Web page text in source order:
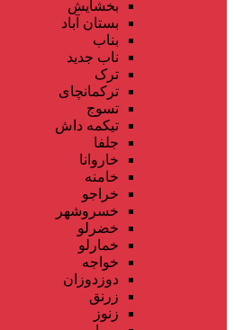
بخشایش
بستان آباد
بناب
ناب جدید
ترک
ترکمانچای
تسوج
تیکمه داش
جلفا
خاروانا
خامنه
خراجو
خسروشهر
خضرلو
خمارلو
خواجه
دوزدوزان
زرنق
زنوز